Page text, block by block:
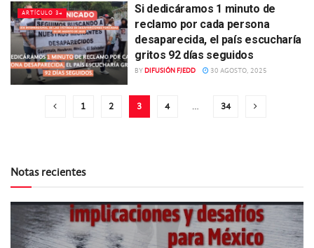
ARTÍCULO 34
Si dedicáramos 1 minuto de
reclamo por cada persona
desaparecida, el país escucharía
gritos 92 días seguidos
BY DIFUSIÓN FJEDD 30 AGOSTO, 2025
1 2 3 4 … 34
Notas recientes